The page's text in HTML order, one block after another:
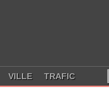
VILLE TRAFIC